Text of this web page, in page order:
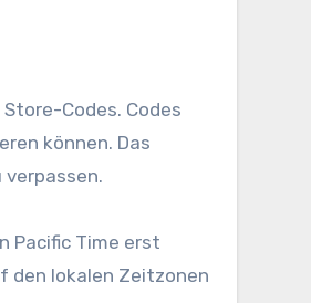
Codes. Codes
können. Das
Pacific Time erst
den lokalen Zeitzonen